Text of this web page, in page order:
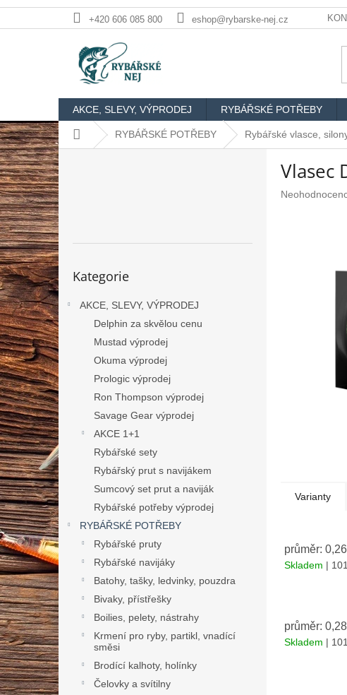
+420 606 085 800 eshop@rybarske-nej.cz
AKCE, SLEVY, VÝPRODEJ RYBÁŘSKÉ POTŘEBY
Domů RYBÁŘSKÉ POTŘEBY Rybářské vlasce,
P
o
s
t
r
a
n
n
í
p
a
n
e
l
kategorie
Kategorie
AKCE, SLEVY, VÝPRODEJ
Delphin za skvělou cenu
Mustad výprodej
Okuma výprodej
Prologic výprodej
Ron Thompson výprodej
Savage Gear výprodej
AKCE 1+1
Rybářské sety
Rybářský prut s navijákem
Sumcový set prut a naviják
Rybářské potřeby výprodej
RYBÁŘSKÉ POTŘEBY
Rybářské pruty
Rybářské navijáky
Batohy, tašky, ledvinky, pouzdra
Bivaky, přístřešky
Boilies, pelety, nástrahy
Krmení pro ryby, partikl, vnadící
směsi
Brodící kalhoty, holínky
Čelovky a svítilny
Vlasec
Průměrné
Varianty
průměr:
Skladem |
průměr:
Skladem |